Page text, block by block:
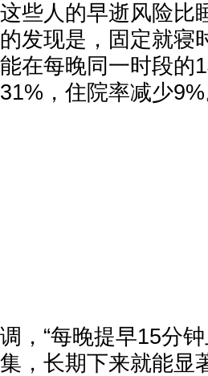
这些人的早逝风险比
的发现是，固定就寝
能在每晚同一时段的
31%，住院率减少9%
调，“每晚提早15分
集，长期下来就能显